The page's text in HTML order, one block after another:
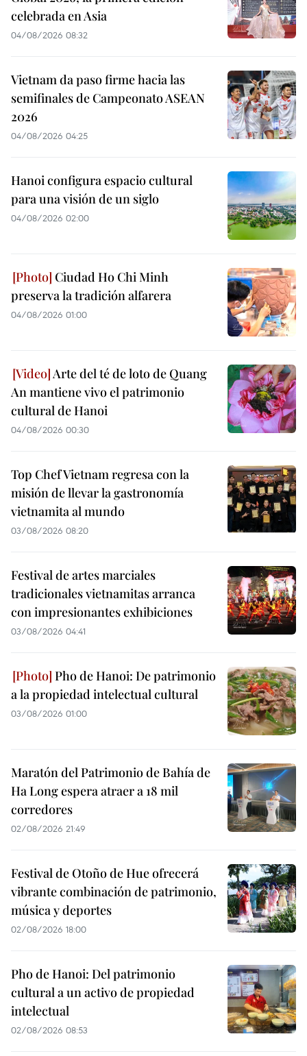
celebrada en Asia
04/08/2026 08:32
Vietnam da paso firme hacia las
semifinales de Campeonato ASEAN
2026
04/08/2026 04:25
Hanoi configura espacio cultural
para una visión de un siglo
04/08/2026 02:00
Ciudad Ho Chi Minh
preserva la tradición alfarera
04/08/2026 01:00
Arte del té de loto de Quang
An mantiene vivo el patrimonio
cultural de Hanoi
04/08/2026 00:30
Top Chef Vietnam regresa con la
misión de llevar la gastronomía
vietnamita al mundo
03/08/2026 08:20
Festival de artes marciales
tradicionales vietnamitas arranca
con impresionantes exhibiciones
03/08/2026 04:41
Pho de Hanoi: De patrimonio
a la propiedad intelectual cultural
03/08/2026 01:00
Maratón del Patrimonio de Bahía de
Ha Long espera atraer a 18 mil
corredores
02/08/2026 21:49
Festival de Otoño de Hue ofrecerá
vibrante combinación de patrimonio,
música y deportes
02/08/2026 18:00
Pho de Hanoi: Del patrimonio
cultural a un activo de propiedad
intelectual
02/08/2026 08:53